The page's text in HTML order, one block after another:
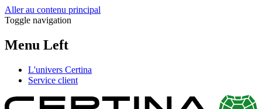
Aller au contenu principal
Toggle navigation
Menu Left
L'univers Certina
Service client